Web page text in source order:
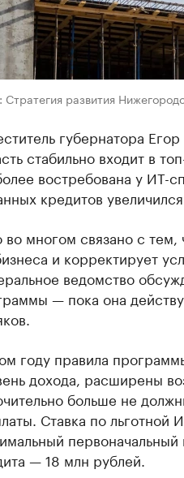
развития
губернатора
стабильно входит в
востребована у ИТ-
кредитов
во многом связано с
и корректирует
ведомство
— пока она
году правила
дохода, расширены
больше не
Ставка по льготной
— 18 млн рублей.